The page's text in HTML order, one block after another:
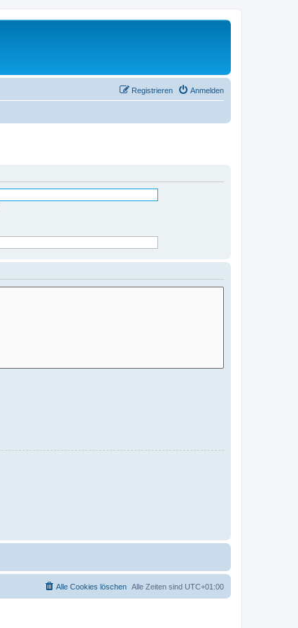
Anmelden
Registrieren
Alle Zeiten sind UTC+01:00
Alle Cookies löschen